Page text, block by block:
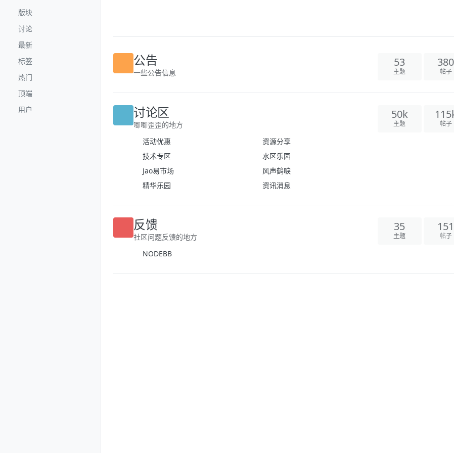
版块
讨论
最新
标签
热门
顶端
用户
公告 53 380
讨论区
唧唧歪歪的地方
活动优惠
资源分享
技术专区
水区乐园
Jao易市场
风声鹤唳
50k 115k
反馈 35 151